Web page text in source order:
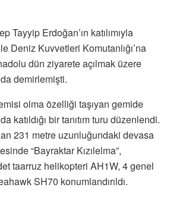
Tayyip Erdoğan’ın katılımıyla
Deniz Kuvvetleri Komutanlığı’na
dün ziyarete açılmak üzere
demirlemişti.
olma özelliği taşıyan gemide
katıldığı bir tanıtım turu düzenlendi.
231 metre uzunluğundaki devasa
“Bayraktar Kızılelma”,
taarruz helikopteri AH1W, 4 genel
SH70 konumlandırıldı.